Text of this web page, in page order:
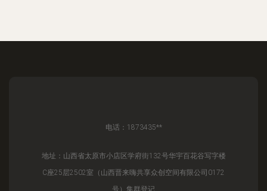
电话：1873435**
地址：山西省太原市小店区学府街132号华宇百花谷写字楼
C座25层2502室（山西晋来嗨共享众创空间有限公司0172
号）集群登记